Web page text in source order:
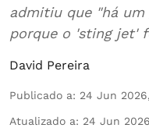
admitiu que "há um
porque o 'sting jet'
David Pereira
Publicado a: 24 Jun
Atualizado a: 24 Jun